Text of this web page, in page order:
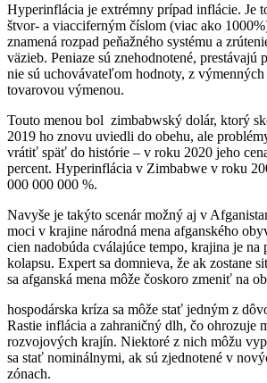
Hyperinflácia je extrémny prípad inflácie. Je
štvor- a viacciferným číslom (viac ako
znamená rozpad peňažného systému a
väzieb. Peniaze sú znehodnotené,
nie sú uchovávateľom hodnoty, z
tovarovou výmenou.
Touto menou bol zimbabwský dolár, ktorý
2019 ho znovu uviedli do obehu, ale
vrátiť späť do histórie – v roku 2020 jeho
percent. Hyperinflácia v Zimbabwe v roku
000 000 000 %.
Navyše je takýto scenár možný aj v
moci v krajine národná mena afganského
cien nadobúda cválajúce tempo, krajina je na
kolapsu. Expert sa domnieva, že ak zostane
sa afganská mena môže čoskoro zmeniť na
hospodárska kríza sa môže stať jedným z
Rastie inflácia a zahraničný dlh, čo ohrozuje
rozvojových krajín. Niektoré z nich môžu
sa stať nominálnymi, ak sú zjednotené v
zónach.